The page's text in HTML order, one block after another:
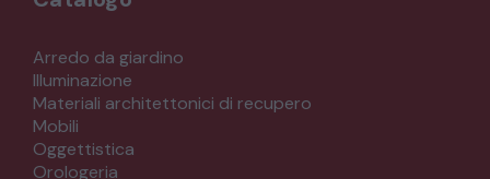
Arredo da giardino
Illuminazione
Materiali architettonici di recupero
Mobili
Oggettistica
Orologeria